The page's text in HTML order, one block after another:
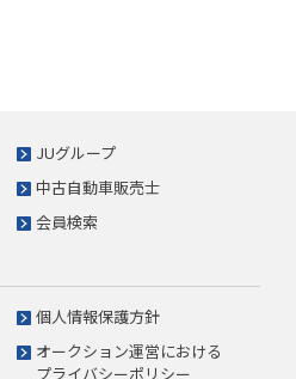
JUグループ
中古自動車販売士
会員検索
個人情報保護方針
オークション運営における
プライバシーポリシー